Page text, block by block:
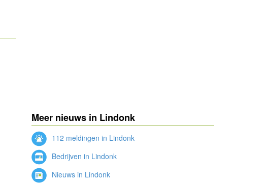
Meer nieuws in Lindonk
112 meldingen in Lindonk
Bedrijven in Lindonk
Nieuws in Lindonk